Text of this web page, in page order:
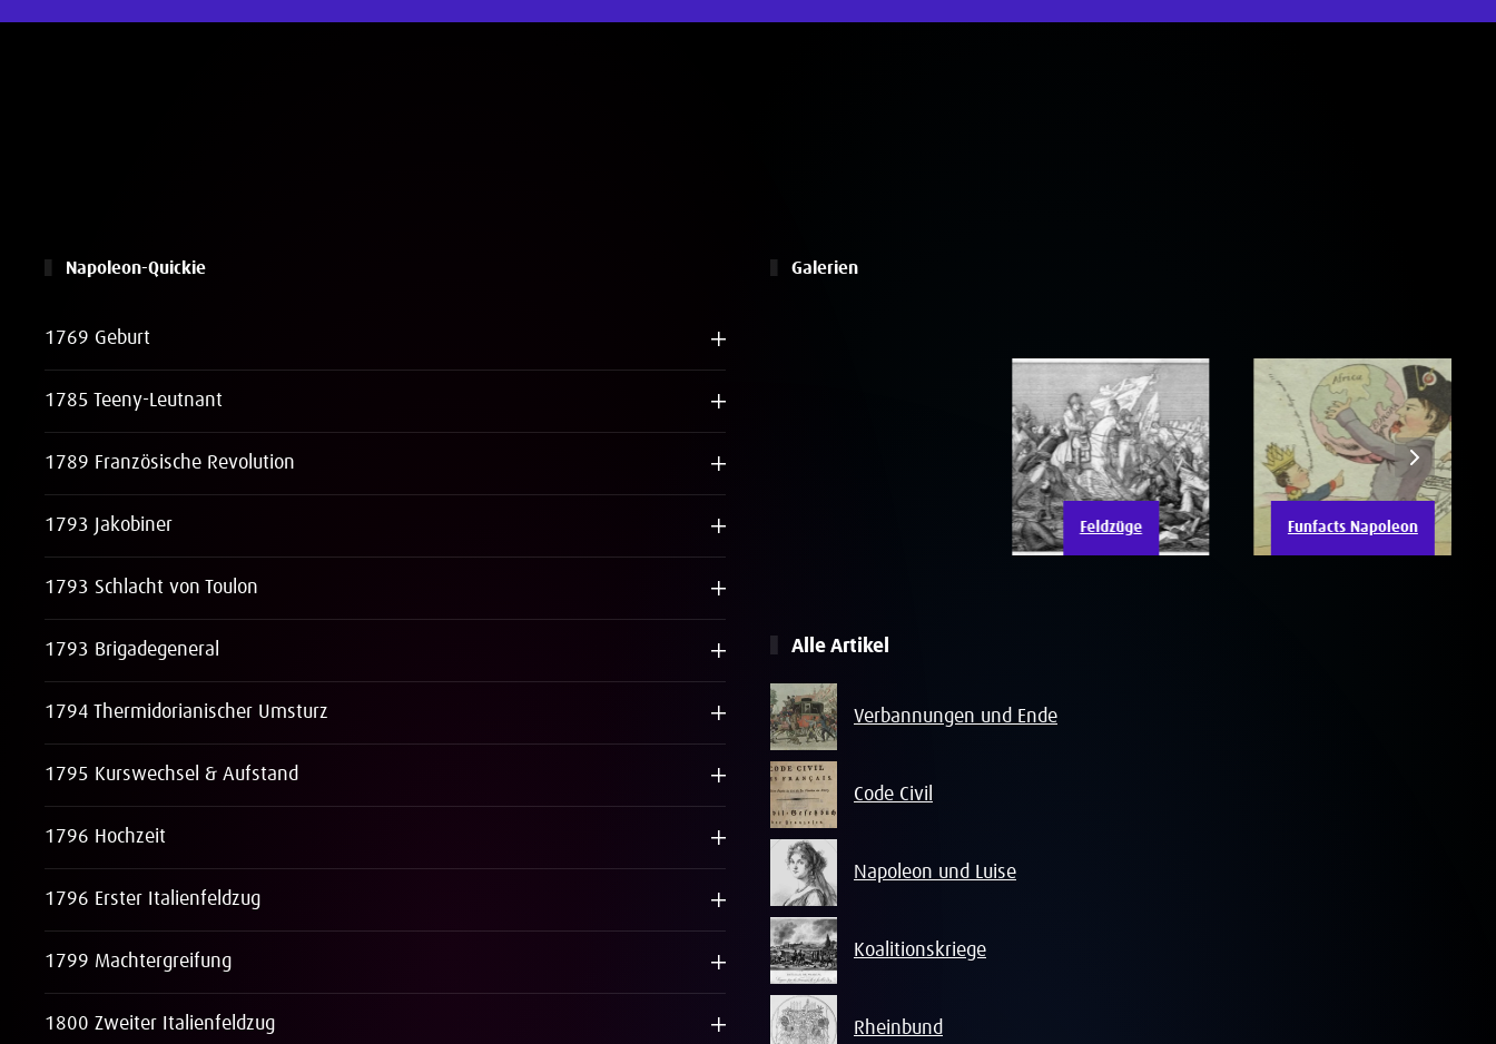
Napoleon-Quickie
1769 Geburt
1785 Teeny-Leutnant
1789 Französische Revolution
1793 Jakobiner
1793 Schlacht von Toulon
1793 Brigadegeneral
1794 Thermidorianischer Umsturz
1795 Kurswechsel & Aufstand
1796 Hochzeit
1796 Erster Italienfeldzug
1799 Machtergreifung
1800 Zweiter Italienfeldzug
Galerien
Feldzüge Funfacts Napoleon
Alle Artikel
Verbannungen und Ende
Code Civil
Napoleon und Luise
Koalitionskriege
Rheinbund